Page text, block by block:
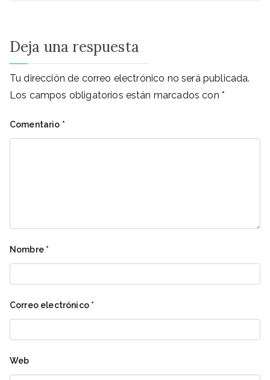
Deja una respuesta
Tu dirección de correo electrónico no será publicada.
Los campos obligatorios están marcados con *
Comentario *
Nombre *
Correo electrónico *
Web